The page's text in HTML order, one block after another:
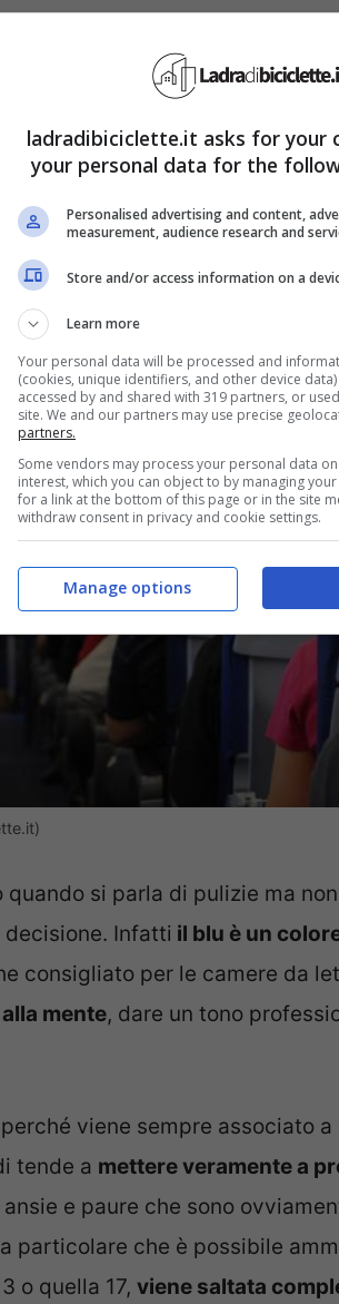
dettaglio che
tranne rare eccezioni, sono di
mai questi non sono
c’è un motivo ed è
e ha vantaggi veramente
si parla di pulizie ma
Infatti il blu è un
consigliato per le camere da
mente, dare un tono
viene sempre associato
tende a mettere veramente a
e paure che sono
particolare che è possibile
o quella 17, viene saltata
ladradibiciclette.it asks for your
your personal data for the
Personalised advertising and content,
measurement, audience research and
Store and/or access information on a
Learn more
Your personal data will be processed and
(cookies, unique identifiers, and other device
accessed by and shared with 319 partners, or
site. We and our partners may use precise
partners.
Some vendors may process your personal data
interest, which you can object to by managing
for a link at the bottom of this page or in the site
withdraw consent in privacy and cookie settings.
Manage options